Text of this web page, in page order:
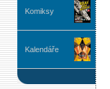
Komiksy
Kalendáře